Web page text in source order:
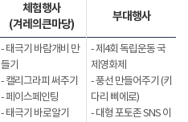
체험행사
(겨레의큰마당)
부대행사
- 태극기 바람개비 만
들기
- 캘리그라피 써주기
- 페이스페인팅
- 태극기 바로알기
- 제4회 독립운동 국
제영화제
- 풍선 만들어주기 (키
다리 삐에로)
- 대형 포토존 SNS 이